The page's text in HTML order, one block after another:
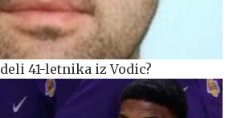
41-letnika iz Vodic?